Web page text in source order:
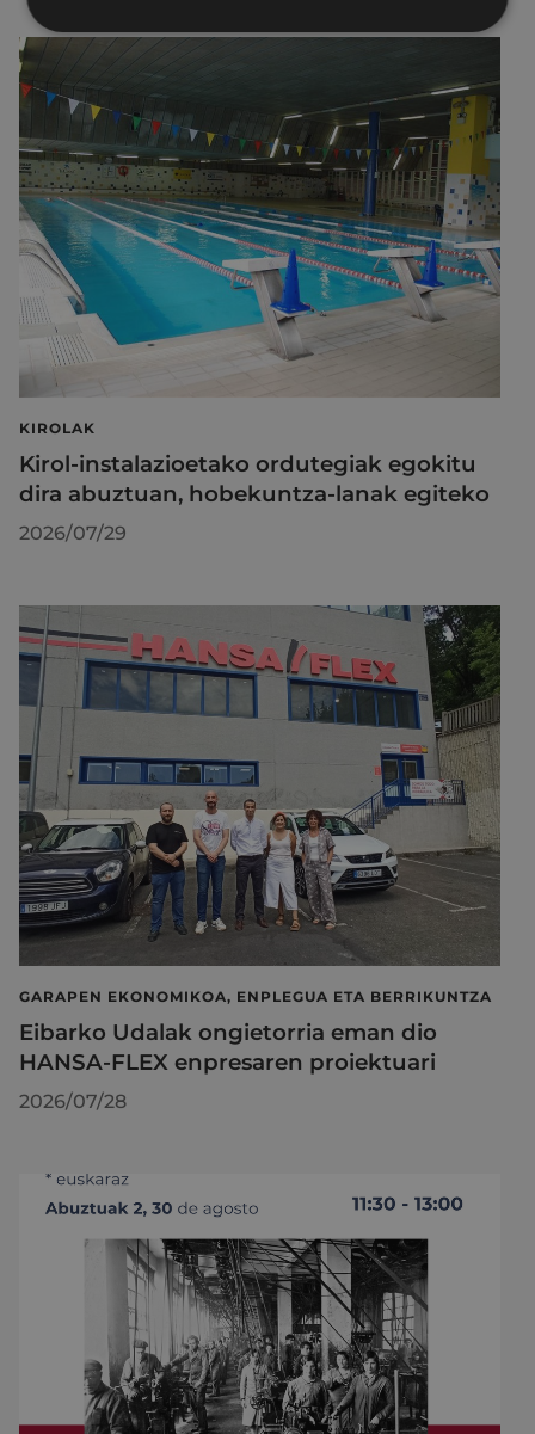
KIROLAK
Kirol-instalazioetako ordutegiak egokitu
dira abuztuan, hobekuntza-lanak egiteko
2026/07/29
GARAPEN EKONOMIKOA, ENPLEGUA ETA BERRIKUNTZA
Eibarko Udalak ongietorria eman dio
HANSA-FLEX enpresaren proiektuari
2026/07/28